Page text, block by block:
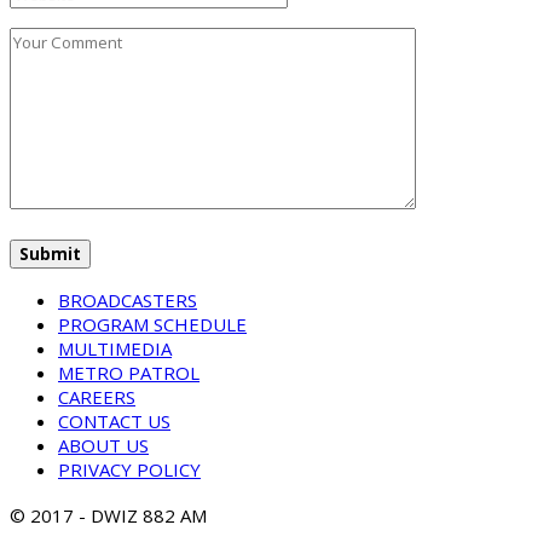
BROADCASTERS
PROGRAM SCHEDULE
MULTIMEDIA
METRO PATROL
CAREERS
CONTACT US
ABOUT US
PRIVACY POLICY
© 2017 - DWIZ 882 AM